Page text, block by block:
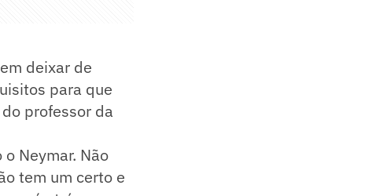
deixar de
para que
professor da
Neymar. Não
tem um certo e